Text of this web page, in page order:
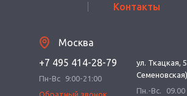
Контакты
Москва
+7 495 414-28-79
Пн-Вс
9:00-21:00
ул. Ткацкая,
Семеновская)
Пн.-Вс.